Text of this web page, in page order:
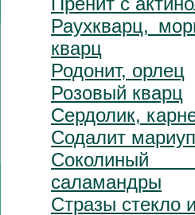
Раухкварц,
кварц
Родонит, орлец
Розовый кварц
Сердолик,
Содалит
Соколиный
саламандры
Стразы стекло